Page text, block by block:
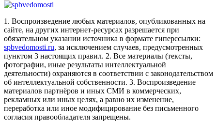
1. Воспроизведение любых материалов, опубликованных на
сайте, на других интернет-ресурсах разрешается при
обязательном указании источника в формате гиперссылки:
spbvedomosti.ru, за исключением случаев, предусмотренных
пунктом 3 настоящих правил. 2. Все материалы (тексты,
фотографии, иные результаты интеллектуальной
деятельности) охраняются в соответствии с законодательством
об интеллектуальной собственности. 3. Воспроизведение
материалов партнёров и иных СМИ в коммерческих,
рекламных или иных целях, а равно их изменение,
переработка или иное модифицирование без письменного
согласия правообладателя запрещены.